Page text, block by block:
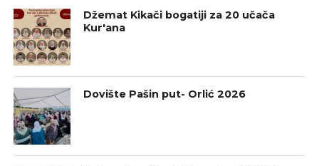
Džemat Kikači bogatiji za 20 učača
Kur'ana
Dovište Pašin put- Orlić 2026